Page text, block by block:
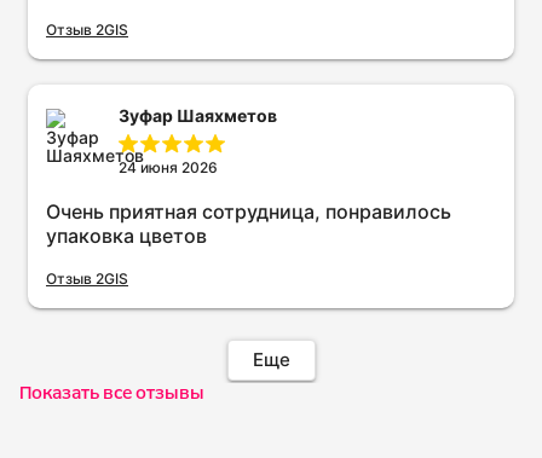
Отзыв 2GIS
Зуфар Шаяхметов
24 июня 2026
Очень приятная сотрудница, понравилось
упаковка цветов
Отзыв 2GIS
Еще
Показать все отзывы